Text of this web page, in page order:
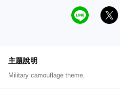
主題說明
Military camouflage theme.